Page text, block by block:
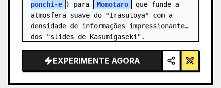
ponchi-e ) para Momotaro
que funde a
atmosfera suave do "Irasutoya" com a
densidade de informações impressionante
dos "slides de Kasumigaseki".
EXPERIMENTE AGORA